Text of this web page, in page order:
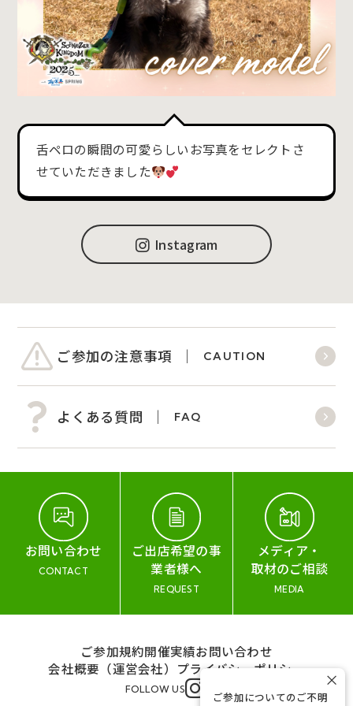
舌ペロの瞬間の可愛らしいお写真をセレクトさ
せていただきました
Instagram
ご参加の注意事項 CAUTION
よくある質問 FAQ
お問い合わせ
CONTACT
ご出店希望の事
業者様へ
REQUEST
メディア・
取材のご相談
MEDIA
ご参加規約開催実績お問い合わせ
会社概要（運営会社） プライバシーポリシー
FOLLOW US
ご参加についてのご不明
×